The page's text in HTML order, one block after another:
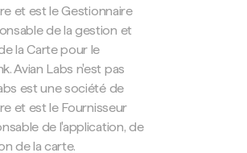
et est le Gestionnaire
de la gestion et
la Carte pour le
Avian Labs n'est pas
est une société de
et est le Fournisseur
de l'application, de
de la carte.